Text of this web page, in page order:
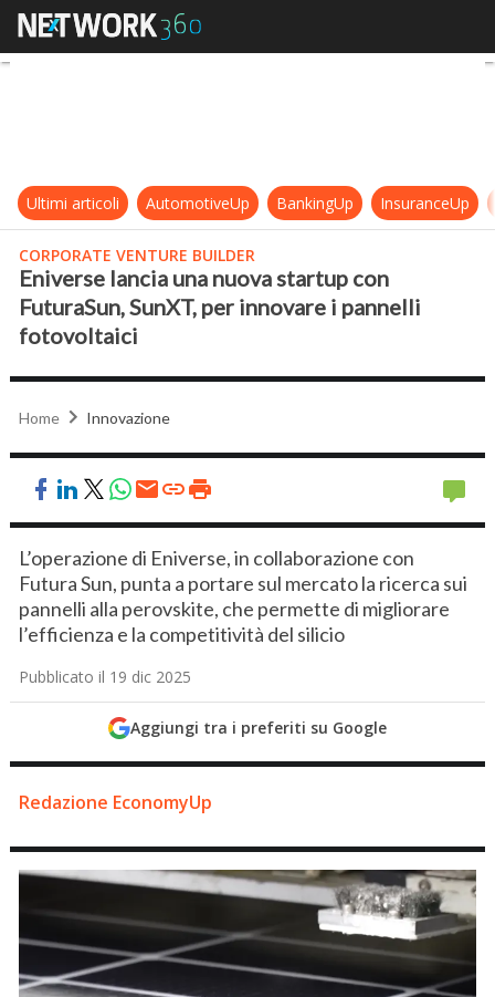
Eniverse lancia una nuova
Ultimi articoli AutomotiveUp BankingUp InsuranceUp
CORPORATE VENTURE BUILDER
Eniverse lancia una nuova startup con
FuturaSun, SunXT, per innovare i pannelli
fotovoltaici
Home Innovazione
L’operazione di Eniverse, in collaborazione con
Futura Sun, punta a portare sul mercato la ricerca sui
pannelli alla perovskite, che permette di migliorare
l’efficienza e la competitività del silicio
Pubblicato il 19 dic 2025
Aggiungi tra i preferiti su Google
Redazione EconomyUp